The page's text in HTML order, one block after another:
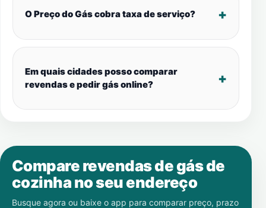
O Preço do Gás cobra taxa de serviço?
Em quais cidades posso comparar
revendas e pedir gás online?
Compare revendas de gás de
cozinha no seu endereço
Busque agora ou baixe o app para comparar preço, prazo